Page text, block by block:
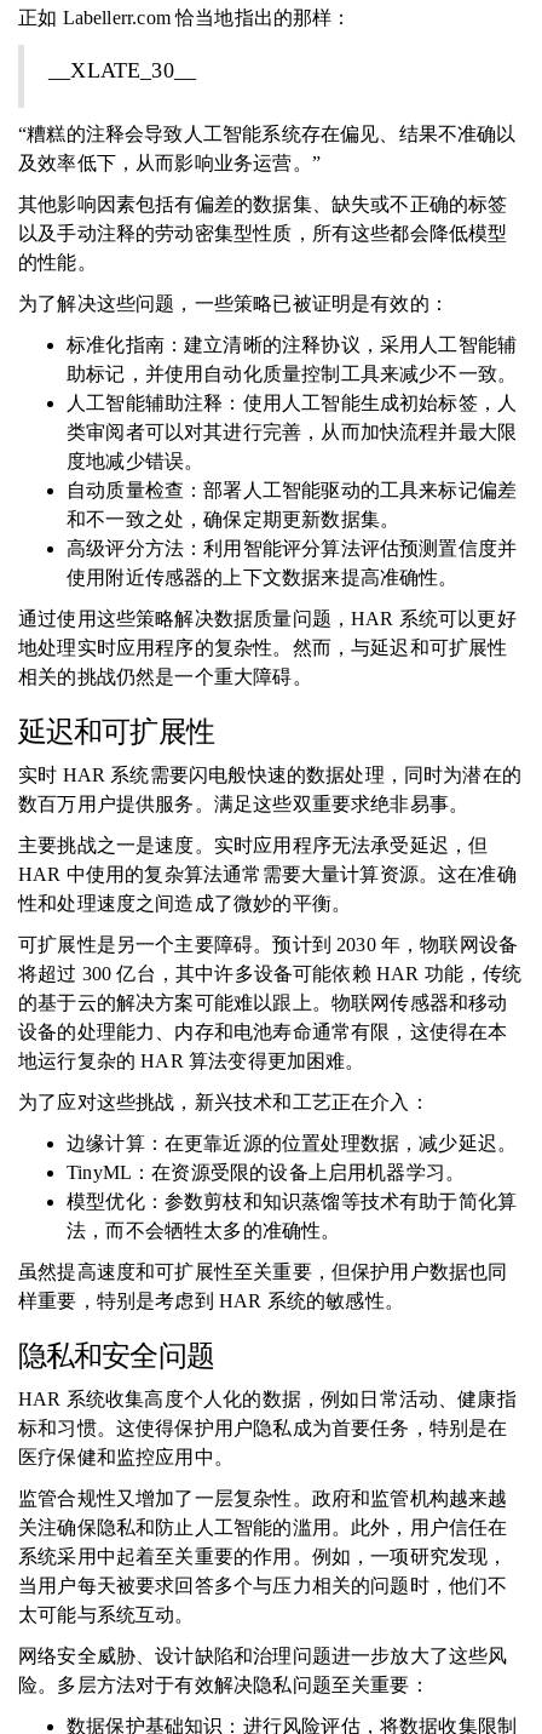
正如 Labellerr.com 恰当地指出的那样：
__XLATE_30__
“糟糕的注释会导致人工智能系统存在偏见、结果不准确以
及效率低下，从而影响业务运营。”
其他影响因素包括有偏差的数据集、缺失或不正确的标签
以及手动注释的劳动密集型性质，所有这些都会降低模型
的性能。
为了解决这些问题，一些策略已被证明是有效的：
标准化指南：建立清晰的注释协议，采用人工智能辅
助标记，并使用自动化质量控制工具来减少不一致。
人工智能辅助注释：使用人工智能生成初始标签，人
类审阅者可以对其进行完善，从而加快流程并最大限
度地减少错误。
自动质量检查：部署人工智能驱动的工具来标记偏差
和不一致之处，确保定期更新数据集。
高级评分方法：利用智能评分算法评估预测置信度并
使用附近传感器的上下文数据来提高准确性。
通过使用这些策略解决数据质量问题，HAR 系统可以更好
地处理实时应用程序的复杂性。然而，与延迟和可扩展性
相关的挑战仍然是一个重大障碍。
延迟和可扩展性
实时 HAR 系统需要闪电般快速的数据处理，同时为潜在的
数百万用户提供服务。满足这些双重要求绝非易事。
主要挑战之一是速度。实时应用程序无法承受延迟，但
HAR 中使用的复杂算法通常需要大量计算资源。这在准确
性和处理速度之间造成了微妙的平衡。
可扩展性是另一个主要障碍。预计到 2030 年，物联网设备
将超过 300 亿台，其中许多设备可能依赖 HAR 功能，传统
的基于云的解决方案可能难以跟上。物联网传感器和移动
设备的处理能力、内存和电池寿命通常有限，这使得在本
地运行复杂的 HAR 算法变得更加困难。
为了应对这些挑战，新兴技术和工艺正在介入：
边缘计算：在更靠近源的位置处理数据，减少延迟。
TinyML：在资源受限的设备上启用机器学习。
模型优化：参数剪枝和知识蒸馏等技术有助于简化算
法，而不会牺牲太多的准确性。
虽然提高速度和可扩展性至关重要，但保护用户数据也同
样重要，特别是考虑到 HAR 系统的敏感性。
隐私和安全问题
HAR 系统收集高度个人化的数据，例如日常活动、健康指
标和习惯。这使得保护用户隐私成为首要任务，特别是在
医疗保健和监控应用中。
监管合规性又增加了一层复杂性。政府和监管机构越来越
关注确保隐私和防止人工智能的滥用。此外，用户信任在
系统采用中起着至关重要的作用。例如，一项研究发现，
当用户每天被要求回答多个与压力相关的问题时，他们不
太可能与系统互动。
网络安全威胁、设计缺陷和治理问题进一步放大了这些风
险。多层方法对于有效解决隐私问题至关重要：
数据保护基础知识：进行风险评估，将数据收集限制